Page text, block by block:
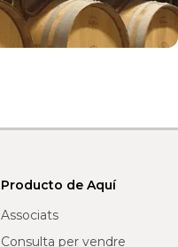
Producto de Aquí
Associats
Consulta per vendre